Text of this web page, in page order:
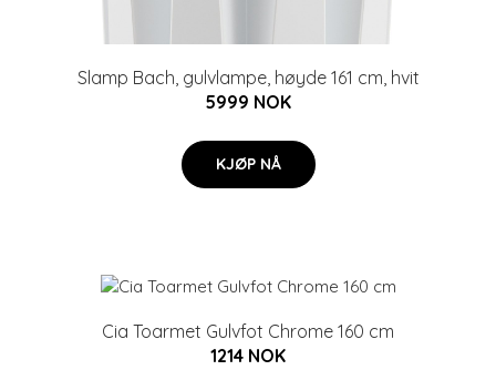
Slamp Bach, gulvlampe, høyde 161 cm, hvit
5999 NOK
KJØP NÅ
Cia Toarmet Gulvfot Chrome 160 cm
1214 NOK